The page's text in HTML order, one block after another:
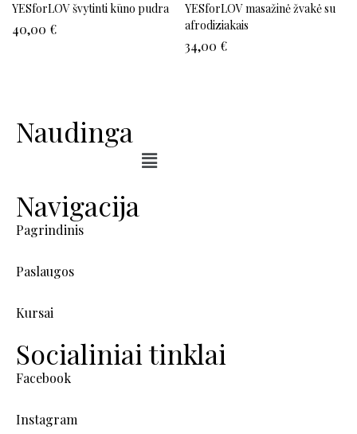
YESforLOV švytinti kūno pudra
40,00 €
YESforLOV masažinė žvakė su
afrodiziakais
34,00 €
Naudinga
Navigacija
Pagrindinis
Paslaugos
Kursai
Socialiniai tinklai
Facebook
Instagram